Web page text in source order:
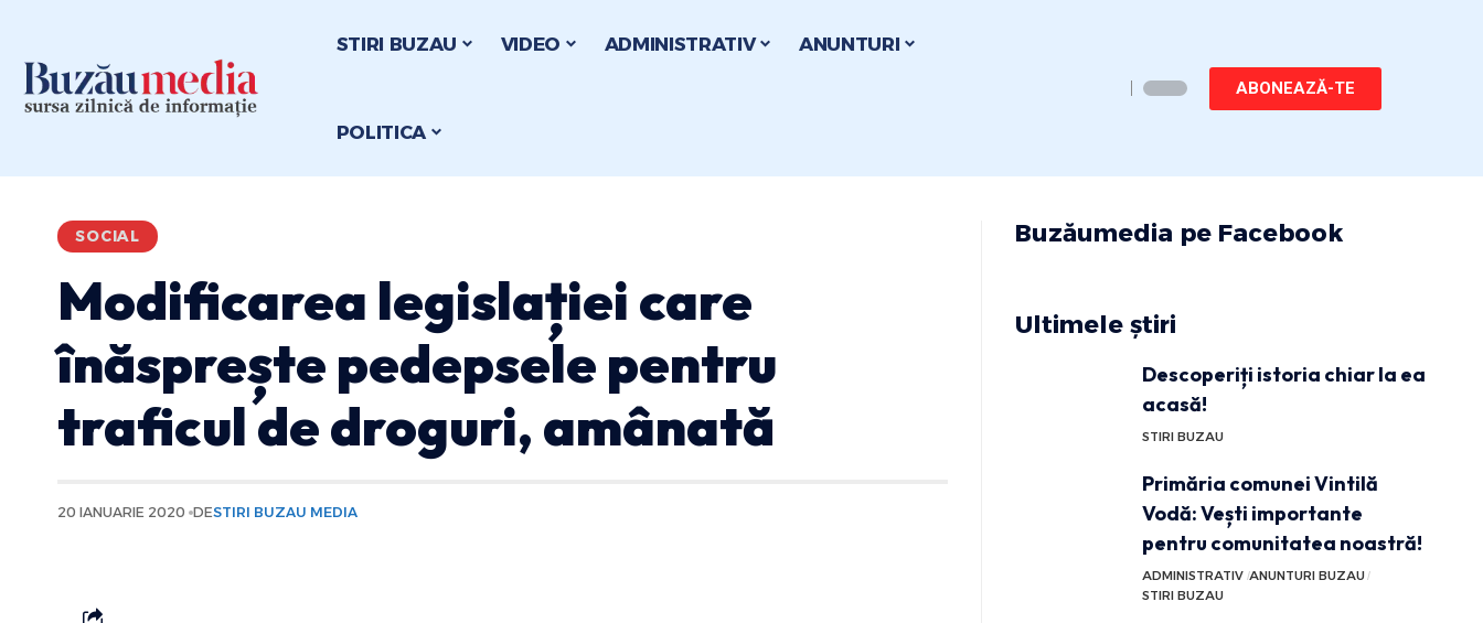
STIRI BUZAU VIDEO ADMINISTRATIV ANUNTURI
POLITICA
ABONEAZĂ-TE
SOCIAL
Modificarea legislației care
înăsprește pedepsele pentru
traficul de droguri, amânată
20 IANUARIE 2020 DESTIRI BUZAU MEDIA
Buzăumedia pe Facebook
Ultimele știri
Descoperiți istoria chiar la ea
acasă!
STIRI BUZAU
Primăria comunei Vintilă
Vodă: Vești importante
pentru comunitatea noastră!
ADMINISTRATIV ANUNTURI BUZAU
STIRI BUZAU